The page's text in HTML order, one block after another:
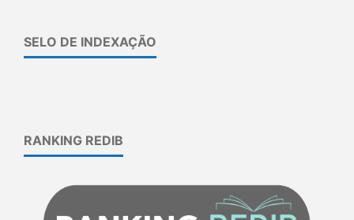
SELO DE INDEXAÇÃO
RANKING REDIB